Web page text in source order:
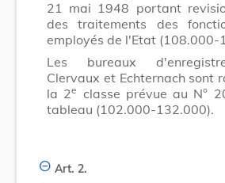
21 mai 1948 portant
des traitements des
employés de l'Etat (108.000-
Les bureaux
Clervaux et Echternach sont
la 2e classe prévue au N°
tableau (102.000-132.000).
Art. 2.